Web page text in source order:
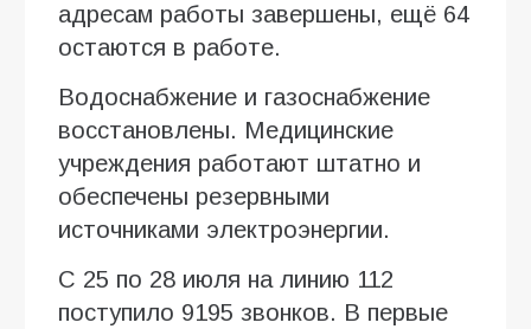
адресам работы завершены, ещё 64
остаются в работе.
Водоснабжение и газоснабжение
восстановлены. Медицинские
учреждения работают штатно и
обеспечены резервными
источниками электроэнергии.
С 25 по 28 июля на линию 112
поступило 9195 звонков. В первые